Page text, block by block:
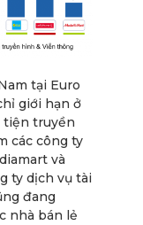
tại Euro
giới hạn ở
tiện truyền
các công ty
và
ty dịch vụ tài
đang
nhà bán lẻ